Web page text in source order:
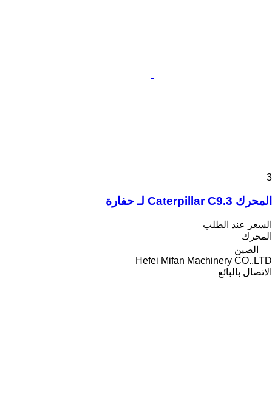
3
المحرك Caterpillar C9.3 لـ حفارة
السعر عند الطلب
المحرك
الصين
Hefei Mifan Machinery CO.,LTD
الاتصال بالبائع